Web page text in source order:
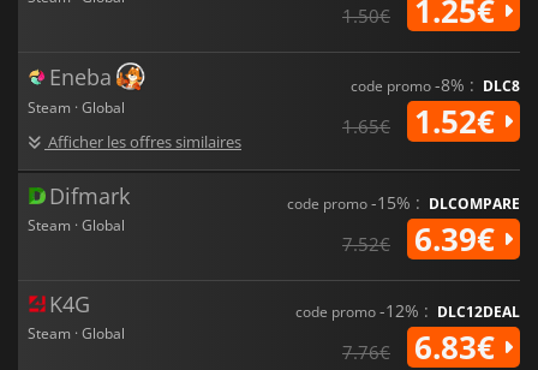
1.50€ 1.25€
Eneba
Steam · Global
Afficher les offres similaires
code promo-8% : DLC8
1.65€ 1.52€
Difmark
Steam · Global
code promo-15% : DLCOMPARE
7.52€ 6.39€
K4G
Steam · Global
code promo-12% : DLC12DEAL
7.76€ 6.83€